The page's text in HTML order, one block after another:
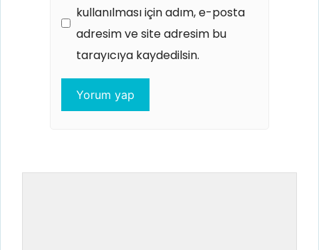
kullanılması için adım, e-posta
adresim ve site adresim bu
tarayıcıya kaydedilsin.